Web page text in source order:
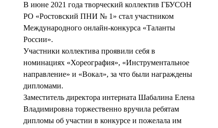
В июне 2021 года творческий коллектив ГБУСОН
РО «Ростовский ПНИ № 1» стал участником
Международного онлайн-конкурса «Таланты
России».
Участники коллектива проявили себя в
номинациях «Хореография», «Инструментальное
направление» и «Вокал», за что были награждены
дипломами.
Заместитель директора интерната Шабалина Елена
Владимировна торжественно вручила ребятам
дипломы об участии в конкурсе и пожелала им